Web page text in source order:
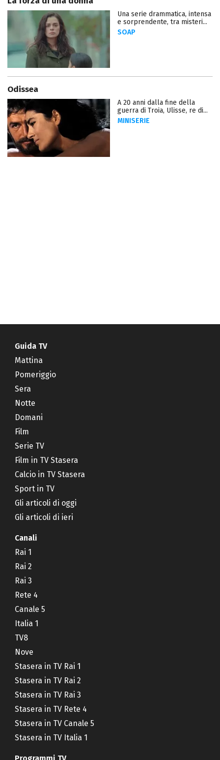
Una serie drammatica, intensa
e sorprendente, tra misteri...
SOAP
Odissea
A 20 anni dalla fine della
guerra di Troia, Ulisse, re di...
MINISERIE
Guida TV
Mattina
Pomeriggio
Sera
Notte
Domani
Film
Serie TV
Film in TV Stasera
Calcio in TV Stasera
Sport in TV
Gli articoli di oggi
Gli articoli di ieri
Canali
Rai 1
Rai 2
Rai 3
Rete 4
Canale 5
Italia 1
TV8
Nove
Stasera in TV Rai 1
Stasera in TV Rai 2
Stasera in TV Rai 3
Stasera in TV Rete 4
Stasera in TV Canale 5
Stasera in TV Italia 1
Programmi TV